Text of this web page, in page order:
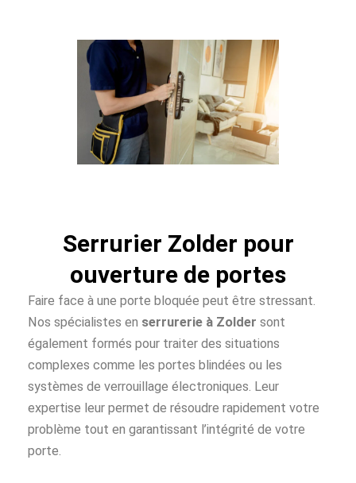
Serrurier Zolder pour
ouverture de portes
Faire face à une porte bloquée peut être stressant.
Nos spécialistes en serrurerie à Zolder sont
également formés pour traiter des situations
complexes comme les portes blindées ou les
systèmes de verrouillage électroniques. Leur
expertise leur permet de résoudre rapidement votre
problème tout en garantissant l’intégrité de votre
porte.